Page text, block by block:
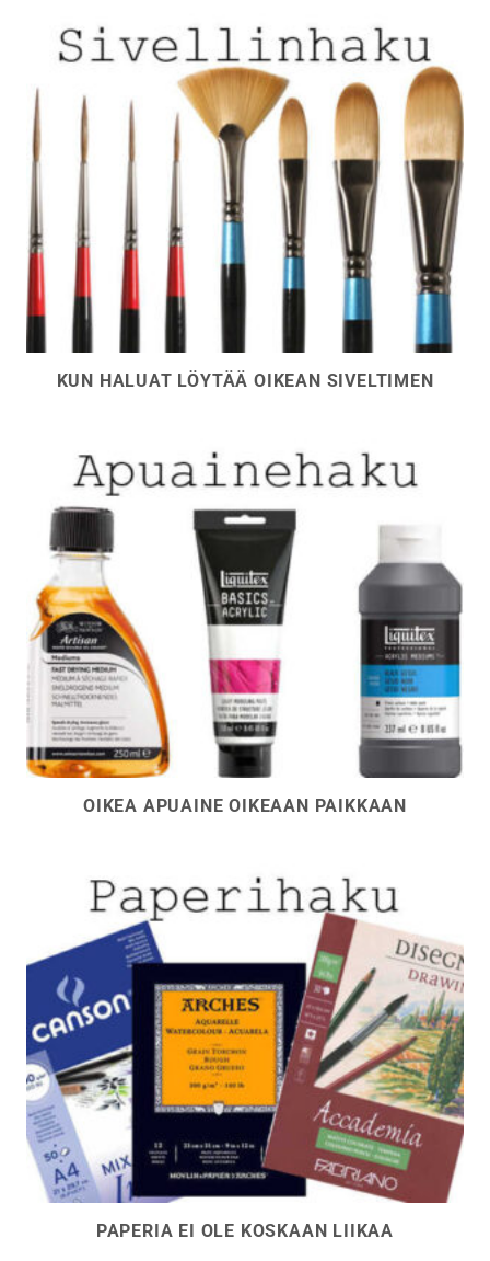
KUN HALUAT LÖYTÄÄ OIKEAN SIVELTIMEN
OIKEA APUAINE OIKEAAN PAIKKAAN
PAPERIA EI OLE KOSKAAN LIIKAA